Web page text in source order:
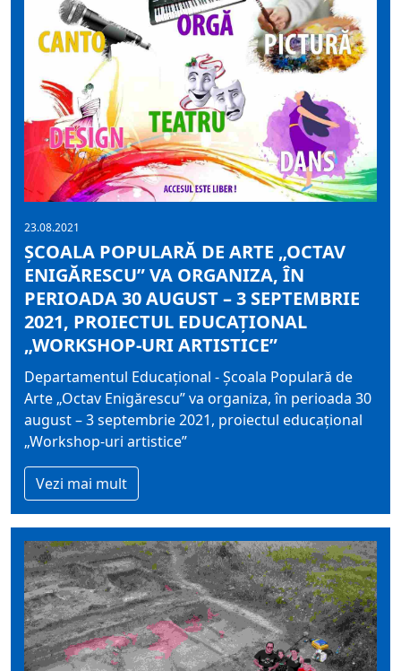
23.08.2021
ȘCOALA POPULARĂ DE ARTE „OCTAV
ENIGĂRESCU” VA ORGANIZA, ÎN
PERIOADA 30 AUGUST – 3 SEPTEMBRIE
2021, PROIECTUL EDUCAȚIONAL
„WORKSHOP-URI ARTISTICE”
Departamentul Educațional - Școala Populară de
Arte „Octav Enigărescu” va organiza, în perioada 30
august – 3 septembrie 2021, proiectul educațional
„Workshop-uri artistice”
Vezi mai mult